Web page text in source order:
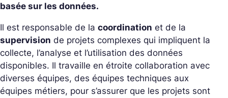
basée sur les données.
Il est responsable de la coordination et de la
supervision de projets complexes qui impliquent la
collecte, l’analyse et l’utilisation des données
disponibles. Il travaille en étroite collaboration avec
diverses équipes, des équipes techniques aux
équipes métiers, pour s’assurer que les projets sont